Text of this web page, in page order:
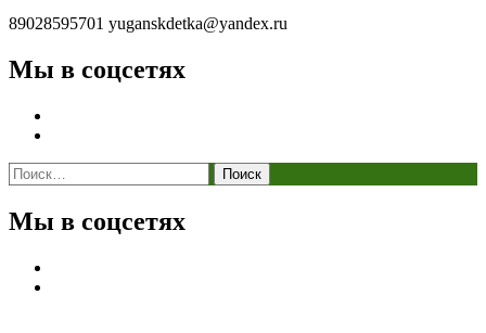
89028595701 yuganskdetka@yandex.ru
Мы в соцсетях
Найти:
Мы в соцсетях